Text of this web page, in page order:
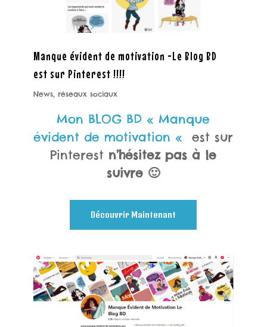
Manque évident de motivation -Le Blog BD
est sur Pinterest !!!!
News ,réseaux sociaux
Mon BLOG BD « Manque
évident de motivation «
est sur
Pinterest n’hésitez pas à le
suivre 🙂
Découvrir Maintenant